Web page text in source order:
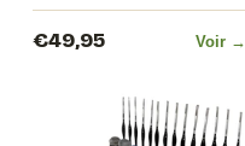
€49,95 Voir →